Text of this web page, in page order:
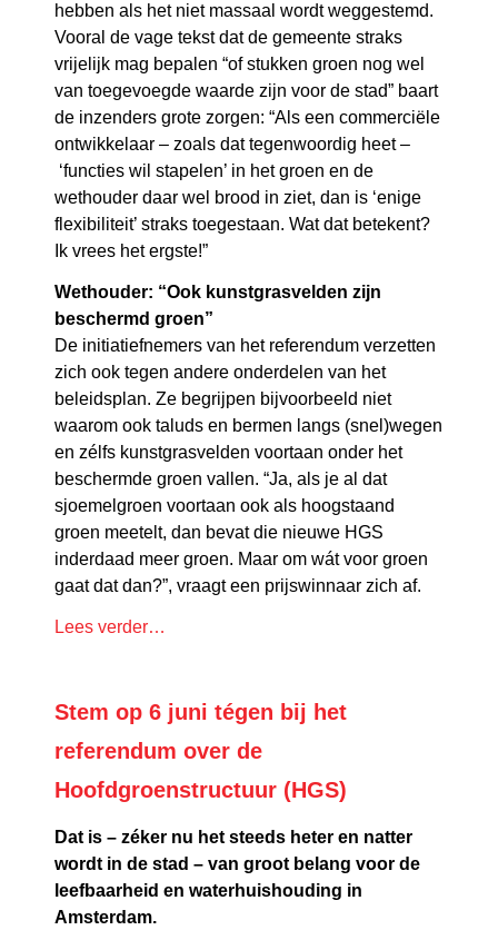
hebben als het niet massaal wordt weggestemd.
Vooral de vage tekst dat de gemeente straks
vrijelijk mag bepalen “of stukken groen nog wel
van toegevoegde waarde zijn voor de stad” baart
de inzenders grote zorgen: “Als een commerciële
ontwikkelaar – zoals dat tegenwoordig heet –
‘functies wil stapelen’ in het groen en de
wethouder daar wel brood in ziet, dan is ‘enige
flexibiliteit’ straks toegestaan. Wat dat betekent?
Ik vrees het ergste!”
Wethouder: “Ook kunstgrasvelden zijn
beschermd groen”
De initiatiefnemers van het referendum verzetten
zich ook tegen andere onderdelen van het
beleidsplan. Ze begrijpen bijvoorbeeld niet
waarom ook taluds en bermen langs (snel)wegen
en zélfs kunstgrasvelden voortaan onder het
beschermde groen vallen. “Ja, als je al dat
sjoemelgroen voortaan ook als hoogstaand
groen meetelt, dan bevat die nieuwe HGS
inderdaad meer groen. Maar om wát voor groen
gaat dat dan?”, vraagt een prijswinnaar zich af.
Lees verder…
Stem op 6 juni tégen bij het
referendum over de
Hoofdgroenstructuur (HGS)
Dat is – zéker nu het steeds heter en natter
wordt in de stad – van groot belang voor de
leefbaarheid en waterhuishouding in
Amsterdam.